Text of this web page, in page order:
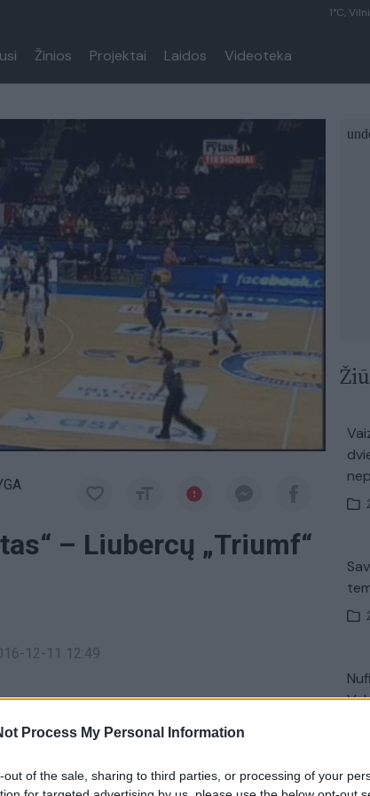
Process My Personal Information
out of the sale, sharing to third parties, or processing of your
1°C,
Žinios Projektai Laidos Videoteka
– Liubercų „Triumf“
12-11 12:49
V.